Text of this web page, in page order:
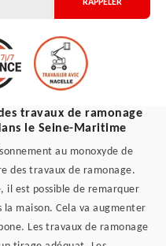
travaux de ramonage
le Seine-Maritime
au monoxyde de
des travaux de ramonage.
il est possible de remarquer
maison. Cela va augmenter
Les travaux de ramonage